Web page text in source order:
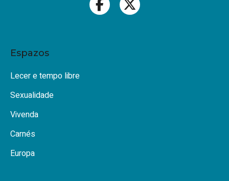
Espazos
Lecer e tempo libre
Sexualidade
Vivenda
Carnés
Europa